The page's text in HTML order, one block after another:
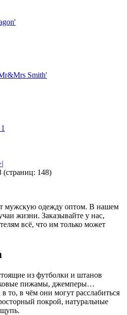
Smith'
(страниц: 148)
мужскую одежду оптом. В нашем
жизни. Заказывайте у нас,
всё, что им только может
из футболки и штанов
пижамы, джемперы…
в чём они могут расслабиться
покрой, натуральные